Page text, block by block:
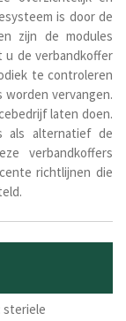
is door de
zijn de modules
u de verbandkoffer
te controleren
vervangen.
laten doen.
als alternatief de
verbandkoffers
richtlijnen die
steriele